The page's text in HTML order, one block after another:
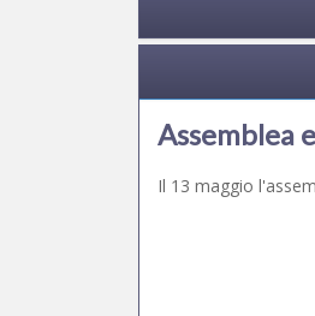
Assemblea
Il 13 maggio